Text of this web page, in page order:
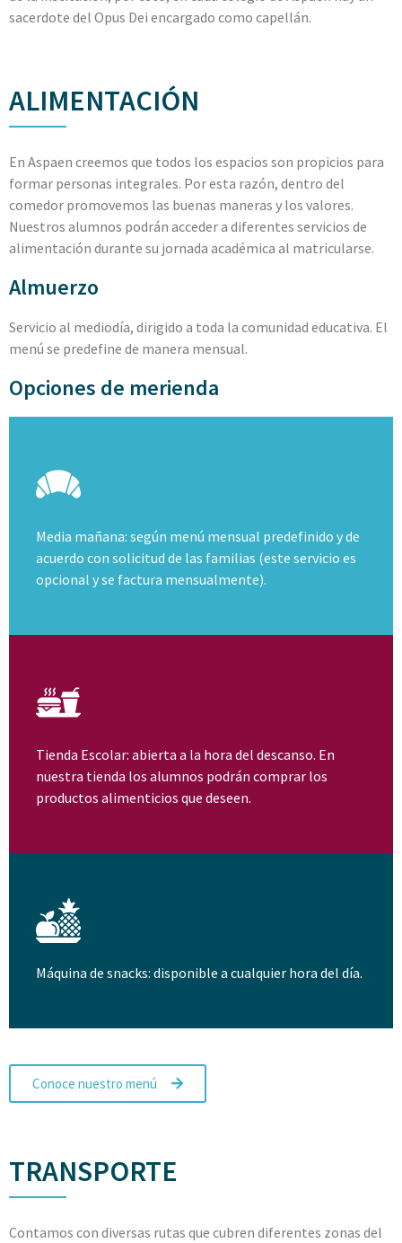
sacerdote del Opus Dei encargado como capellán.
ALIMENTACIÓN
En Aspaen creemos que todos los espacios son propicios para
formar personas integrales. Por esta razón, dentro del
comedor promovemos las buenas maneras y los valores.
Nuestros alumnos podrán acceder a diferentes servicios de
alimentación durante su jornada académica al matricularse.
Almuerzo
Servicio al mediodía, dirigido a toda la comunidad educativa. El
menú se predefine de manera mensual.
Opciones de merienda
Media mañana: según menú mensual predefinido y de
acuerdo con solicitud de las familias (este servicio es
opcional y se factura mensualmente).
Tienda Escolar: abierta a la hora del descanso. En
nuestra tienda los alumnos podrán comprar los
productos alimenticios que deseen.
Máquina de snacks: disponible a cualquier hora del día.
Conoce nuestro menú
TRANSPORTE
Contamos con diversas rutas que cubren diferentes zonas del